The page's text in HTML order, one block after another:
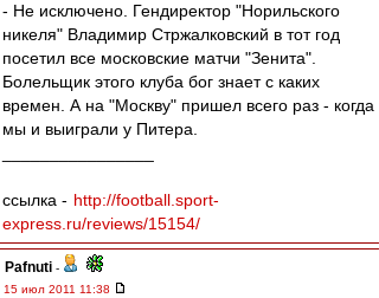
- Не исключено. Гендиректор "Норильского
никеля" Владимир Стржалковский в тот год
посетил все московские матчи "Зенита".
Болельщик этого клуба бог знает с каких
времен. А на "Москву" пришел всего раз - когда
мы и выиграли у Питера.
ссылка - http://football.sport-
express.ru/reviews/15154/
Pafnuti -
15 июл 2011 11:38